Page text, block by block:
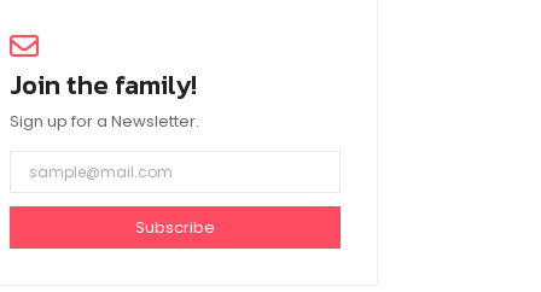
Join the family!
Sign up for a Newsletter.
Subscribe